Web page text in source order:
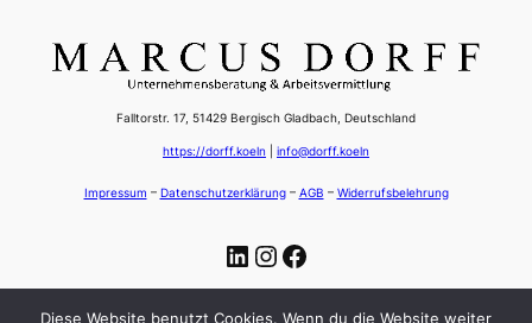
Falltorstr. 17, 51429 Bergisch Gladbach, Deutschland
https://dorff.koeln info@dorff.koeln
Impressum – Datenschutzerklärung– AGB – Widerrufsbelehrung
LinkedIn
Instagram
Facebook
Diese Website benutzt Cookies. Wenn du die Website weiter